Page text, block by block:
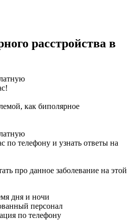
расстройства в
как биполярное
по телефону и узнать ответы на
про данное заболевание на этой
дня и ночи
персонал
по телефону